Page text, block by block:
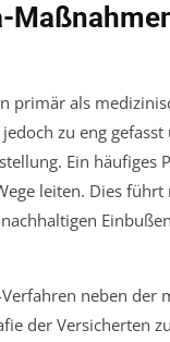
primär als
zu eng
Ein häufiges
leiten. Dies
neben der
der Versicherten zu